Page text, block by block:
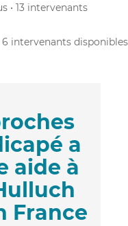
• 13 intervenants
6 intervenants disponibles
a
aide à
France